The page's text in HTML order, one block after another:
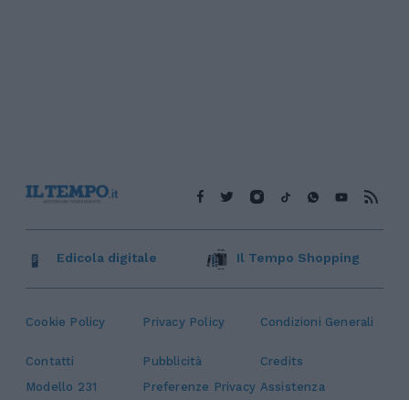
Cookie Policy Privacy Policy Condizioni Generali
Contatti Pubblicità
Credits
Modello 231
Preferenze Privacy Assistenza
Edicola digitale Il Tempo Shopping